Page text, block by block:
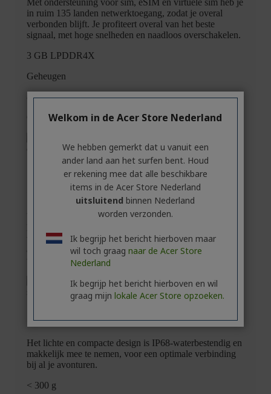
Welkom in de Acer Store Nederland
We hebben gemerkt dat u vanuit een
ander land aan het surfen bent. Houd
er rekening mee dat alle beschikbare
items in de Acer Store Nederland
uitsluitend binnen Nederland
worden verzonden.
Ik begrijp het bericht hierboven maar
wil toch graag naar de Acer Store
Nederland
Ik begrijp het bericht hierboven en wil
graag mijn lokale Acer Store opzoeken.